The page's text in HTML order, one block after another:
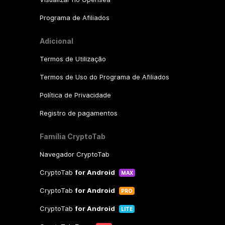
Programa de Afiliados
Adicional
Termos de Utilização
Termos de Uso do Programa de Afiliados
Política de Privacidade
Registro de pagamentos
Família CryptoTab
Navegador CryptoTab
CryptoTab for Android MAX
CryptoTab for Android PRO
CryptoTab for Android LITE